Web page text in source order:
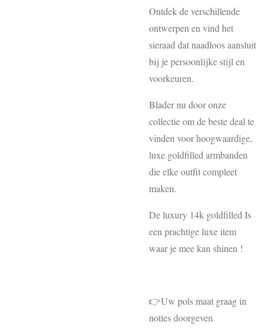
Ontdek de verschillende
ontwerpen en vind het
sieraad dat naadloos aansluit
bij je persoonlijke stijl en
voorkeuren.
Blader nu door onze
collectie om de beste deal te
vinden voor hoogwaardige,
luxe goldfilled armbanden
die elke outfit compleet
maken.
De luxury 14k goldfilled Is
een prachtige luxe item
waar je mee kan shinen !
👉Uw pols maat graag in
noties doorgeven